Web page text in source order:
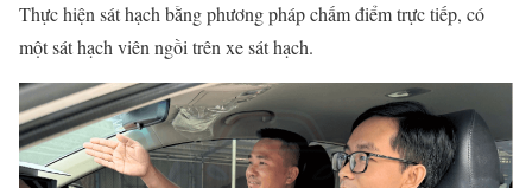
Thực hiện sát hạch bằng phương pháp chấm điểm trực tiếp, có
một sát hạch viên ngồi trên xe sát hạch.